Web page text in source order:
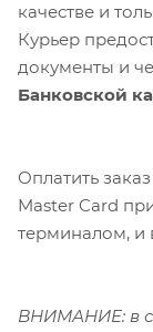
качестве и
Курьер
документы и
Банковской
Оплатить
Master Card
терминалом, и
ВНИМАНИЕ: в